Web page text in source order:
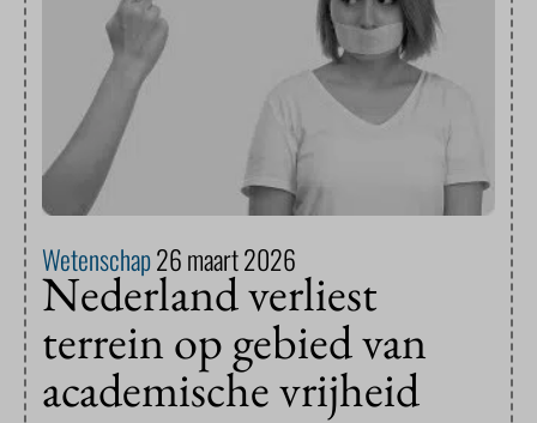
Wetenschap26 maart 2026
Nederland verliest
terrein op gebied van
academische vrijheid